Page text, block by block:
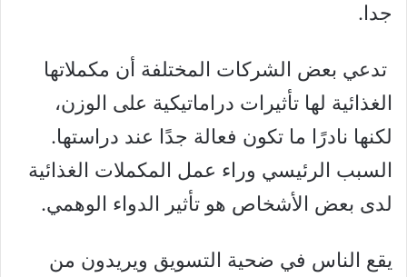
جدا.
تدعي بعض الشركات المختلفة أن مكملاتها
الغذائية لها تأثيرات دراماتيكية على الوزن،
لكنها نادرًا ما تكون فعالة جدًا عند دراستها.
السبب الرئيسي وراء عمل المكملات الغذائية
لدى بعض الأشخاص هو تأثير الدواء الوهمي.
يقع الناس في ضحية التسويق ويريدون من